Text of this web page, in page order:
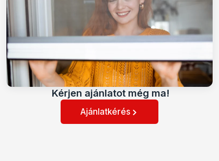
Kérjen ajánlatot még ma!
Ajánlatkérés